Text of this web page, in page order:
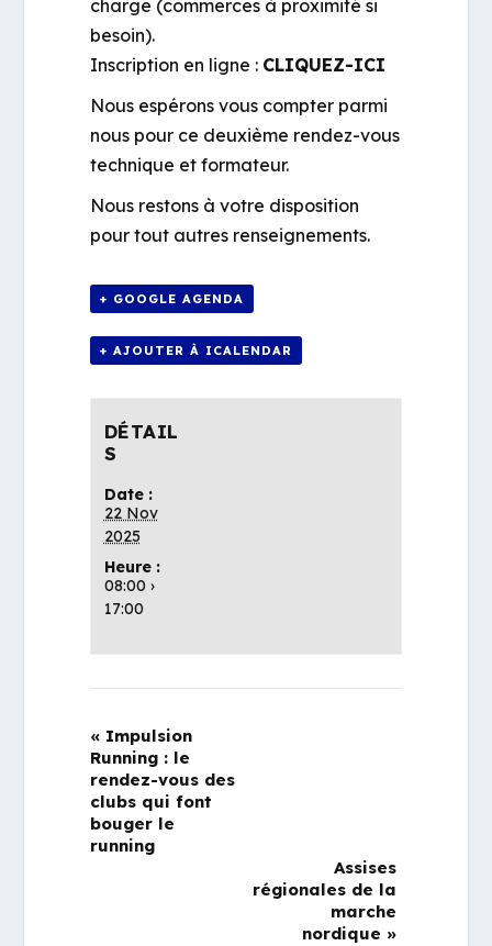
charge (commerces à proximité si
besoin).
Inscription en ligne : CLIQUEZ-ICI
Nous espérons vous compter parmi
nous pour ce deuxième rendez-vous
technique et formateur.
Nous restons à votre disposition
pour tout autres renseignements.
+ GOOGLE AGENDA
+ AJOUTER À ICALENDAR
DÉTAIL
S
Date :
22 Nov
2025
Heure :
08:00 ›
17:00
« Impulsion
Running : le
rendez-vous des
clubs qui font
bouger le
running
Assises
régionales de la
marche
nordique »